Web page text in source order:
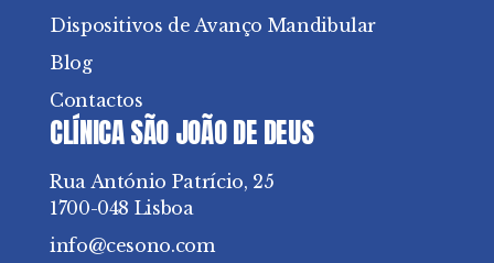
Dispositivos de Avanço Mandibular
Blog
Contactos
CLÍNICA SÃO JOÃO DE DEUS
Rua António Patrício, 25
1700-048 Lisboa
info@cesono.com